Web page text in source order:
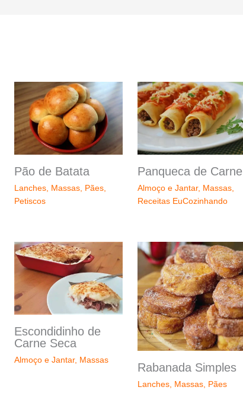
Pão de Batata
Lanches, Massas, Pães,
Petiscos
Panqueca de Carne
Almoço e Jantar, Massas
Receitas EuCozinhando
Escondidinho de
Carne Seca
Almoço e Jantar, Massas
Rabanada Simples
Lanches Massas Pães